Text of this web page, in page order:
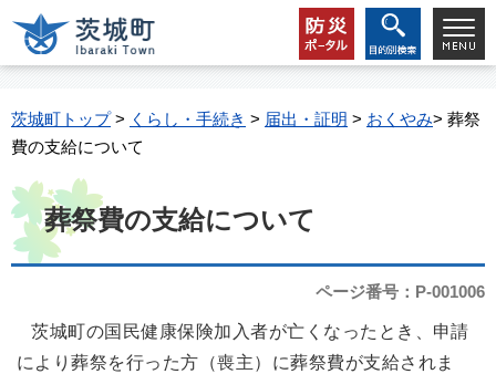
茨城町トップ> くらし・手続き > 届出・証明 > おくやみ> 葬祭
費の支給について
葬祭費の支給について
ページ番号：P-001006
茨城町の国民健康保険加入者が亡くなったとき、申請
により葬祭を行った方（喪主）に葬祭費が支給されま